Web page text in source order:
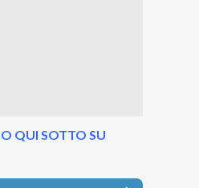
QUI SOTTO SU